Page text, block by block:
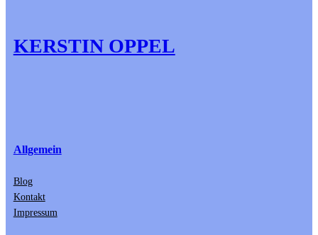
KERSTIN OPPEL
Allgemein
Blog
Kontakt
Impressum